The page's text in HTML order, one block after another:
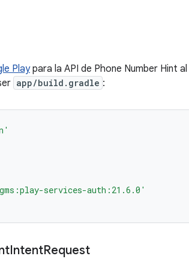
Playpara la API de Phone Number Hint al
app/build.gradle :
services-auth:21.6.0'
IntentRequest